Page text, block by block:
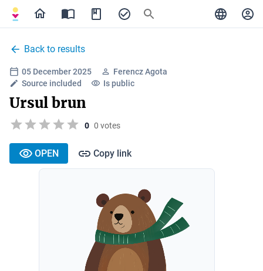
Back to results
05 December 2025
Ferencz Agota
Source included
Is public
Ursul brun
0 0 votes
OPEN Copy link